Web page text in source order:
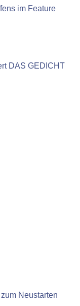
im Feature
DAS GEDICHT
Neustarten